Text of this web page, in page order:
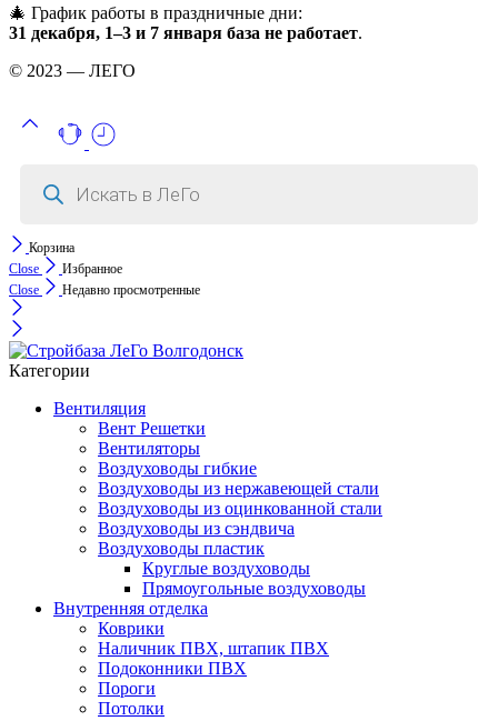
🎄 График работы в праздничные дни:
31 декабря, 1–3 и 7 января база не работает.
© 2023 — ЛЕГО
товаров
Корзина
Close
Избранное
Close
Недавно просмотренные
Категории
Вентиляция
Вент Решетки
Вентиляторы
Воздуховоды гибкие
Воздуховоды из нержавеющей стали
Воздуховоды из оцинкованной стали
Воздуховоды из сэндвича
Воздуховоды пластик
Круглые воздуховоды
Прямоугольные воздуховоды
Внутренняя отделка
Коврики
Наличник ПВХ, штапик ПВХ
Подоконники ПВХ
Пороги
Потолки